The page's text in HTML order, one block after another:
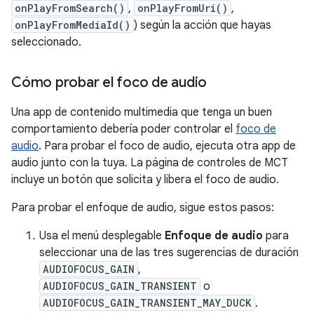
onPlayFromSearch() , onPlayFromUri() ,
onPlayFromMediaId() ) según la acción que hayas
seleccionado.
Cómo probar el foco de audio
Una app de contenido multimedia que tenga un buen
comportamiento debería poder controlar el foco de
audio. Para probar el foco de audio, ejecuta otra app de
audio junto con la tuya. La página de controles de MCT
incluye un botón que solicita y libera el foco de audio.
Para probar el enfoque de audio, sigue estos pasos:
Usa el menú desplegable Enfoque de audio para
seleccionar una de las tres sugerencias de duración
AUDIOFOCUS_GAIN ,
AUDIOFOCUS_GAIN_TRANSIENT o
AUDIOFOCUS_GAIN_TRANSIENT_MAY_DUCK .